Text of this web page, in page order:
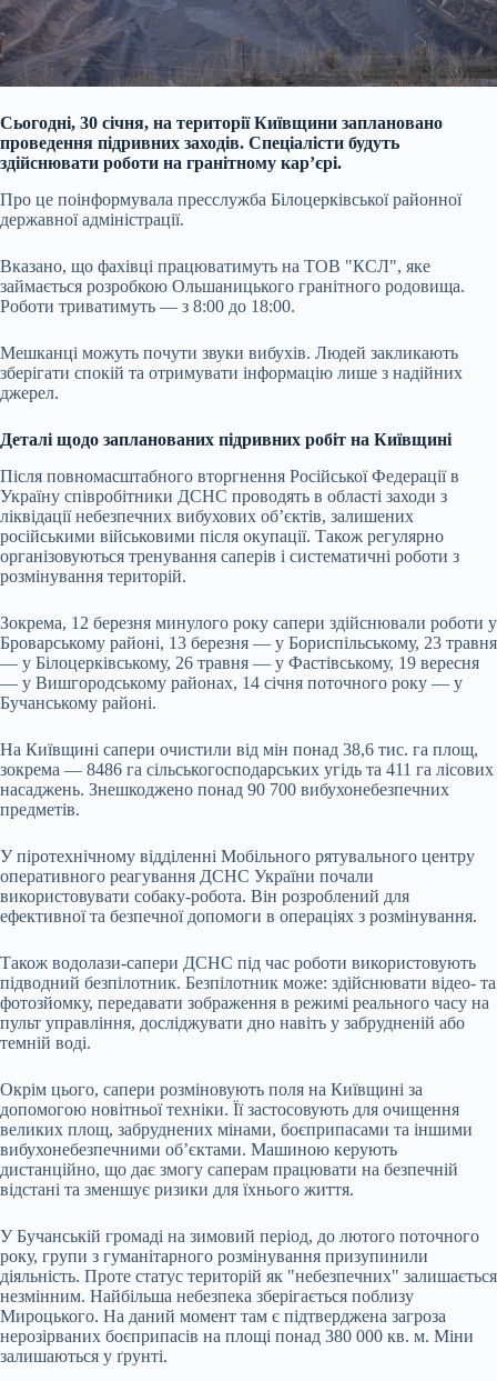
Сьогодні, 30 січня, на території Київщини заплановано
проведення підривних заходів. Спеціалісти будуть
здійснювати роботи на гранітному кар’єрі.
Про це поінформувала пресслужба Білоцерківської районної
державної адміністрації.
Вказано, що фахівці працюватимуть на ТОВ "КСЛ", яке
займається розробкою Ольшаницького гранітного родовища.
Роботи триватимуть — з 8:00 до 18:00.
Мешканці можуть почути звуки вибухів. Людей закликають
зберігати спокій та отримувати інформацію лише з надійних
джерел.
Деталі щодо запланованих підривних робіт на Київщині
Після повномасштабного вторгнення Російської Федерації в
Україну співробітники ДСНС проводять в області заходи з
ліквідації небезпечних вибухових об’єктів, залишених
російськими військовими після окупації. Також регулярно
організовуються тренування саперів і систематичні роботи з
розмінування територій.
Зокрема, 12 березня минулого року сапери здійснювали роботи у
Броварському районі, 13 березня — у Бориспільському, 23 травня
— у Білоцерківському, 26 травня — у Фастівському, 19 вересня
— у Вишгородському районах, 14 січня поточного року — у
Бучанському районі.
На Київщині сапери очистили від мін понад 38,6 тис. га площ,
зокрема — 8486 га сільськогосподарських угідь та 411 га лісових
насаджень. Знешкоджено понад 90 700 вибухонебезпечних
предметів.
У піротехнічному відділенні Мобільного рятувального центру
оперативного реагування ДСНС України почали
використовувати собаку-робота. Він розроблений для
ефективної та безпечної допомоги в операціях з розмінування.
Також водолази-сапери ДСНС під час роботи використовують
підводний безпілотник. Безпілотник може: здійснювати відео- та
фотозйомку, передавати зображення в режимі реального часу на
пульт управління, досліджувати дно навіть у забрудненій або
темній воді.
Окрім цього, сапери розміновують поля на Київщині за
допомогою новітньої техніки. Її застосовують для очищення
великих площ, забруднених мінами, боєприпасами та іншими
вибухонебезпечними об’єктами. Машиною керують
дистанційно, що дає змогу саперам працювати на безпечній
відстані та зменшує ризики для їхнього життя.
У Бучанській громаді на зимовий період, до лютого поточного
року, групи з гуманітарного розмінування призупинили
діяльність. Проте статус територій як "небезпечних" залишається
незмінним. Найбільша небезпека зберігається поблизу
Мироцького. На даний момент там є підтверджена загроза
нерозірваних боєприпасів на площі понад 380 000 кв. м. Міни
залишаються у ґрунті.